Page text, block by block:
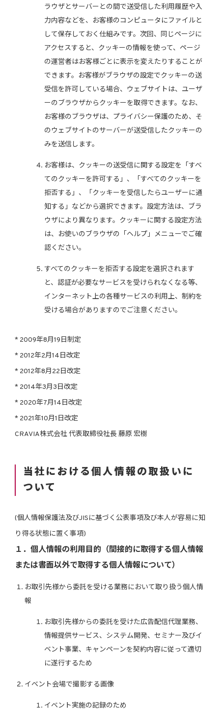
ラウザとサーバーとの間で送受信した利用履歴や入
力内容などを、お客様のコンピュータにファイルと
して保存しておく仕組みです。次回、同じページに
アクセスすると、クッキーの情報を使って、ページ
の運営者はお客様ごとに表示を変えたりすることが
できます。お客様がブラウザの設定でクッキーの送
受信を許可している場合、ウェブサイトは、ユーザ
ーのブラウザからクッキーを取得できます。なお、
お客様のブラウザは、プライバシー保護のため、そ
のウェブサイトのサーバーが送受信したクッキーの
みを送信します。
お客様は、クッキーの送受信に関する設定を「すべ
てのクッキーを許可する」、「すべてのクッキーを
拒否する」、「クッキーを受信したらユーザーに通
知する」などから選択できます。設定方法は、ブラ
ウザにより異なります。クッキーに関する設定方法
は、お使いのブラウザの「ヘルプ」メニューでご確
認ください。
すべてのクッキーを拒否する設定を選択されます
と、認証が必要なサービスを受けられなくなる等、
インターネット上の各種サービスの利用上、制約を
受ける場合がありますのでご注意ください。
* 2009年8月19日制定
* 2012年2月14日改定
* 2012年8月22日改定
* 2014年3月3日改定
* 2020年7月14日改定
* 2021年10月1日改定
CRAVIA株式会社 代表取締役社長 藤原 宏樹
当社における個人情報の取扱いに
ついて
(個人情報保護法及びJISに基づく公表事項及び本人が容易に知
り得る状態に置く事項)
１．個人情報の利用目的（間接的に取得する個人情報
または書面以外で取得する個人情報について）
お取引先様から委託を受ける業務において取り扱う個人情
報
お取引先様からの委託を受けた広告配信代理業務、
情報提供サービス、システム開発、セミナー及びイ
ベント事業、キャンペーンを契約内容に従って適切
に遂行するため
イベント会場で撮影する画像
イベント実施の記録のため